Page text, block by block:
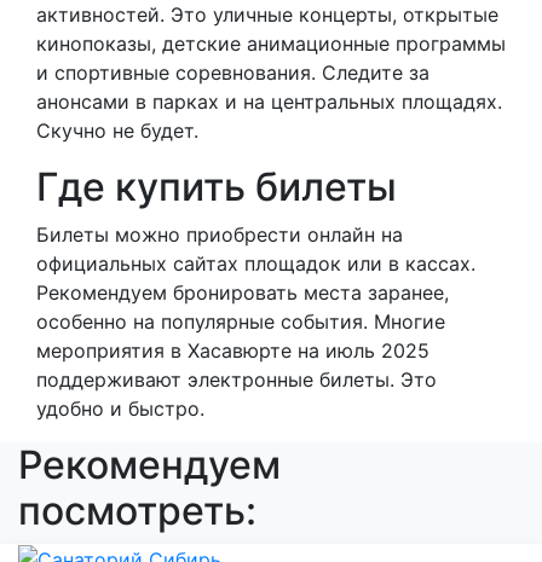
активностей. Это уличные концерты, открытые
кинопоказы, детские анимационные программы
и спортивные соревнования. Следите за
анонсами в парках и на центральных площадях.
Скучно не будет.
Где купить билеты
Билеты можно приобрести онлайн на
официальных сайтах площадок или в кассах.
Рекомендуем бронировать места заранее,
особенно на популярные события. Многие
мероприятия в Хасавюрте на июль 2025
поддерживают электронные билеты. Это
удобно и быстро.
Рекомендуем
посмотреть: